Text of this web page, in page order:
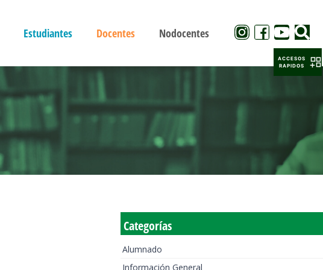
Estudiantes Docentes Nodocentes
Categorías
Alumnado
Información General
ACCESOS
RAPIDOS